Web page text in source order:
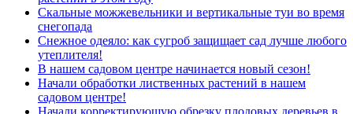
Скальные можжевельники и вертикальные туи во время
снегопада
Снежное одеяло: как сугроб защищает сад лучше любого
утеплителя!
В нашем садовом центре начинается новый сезон!
Начали обработки лиственных растений в нашем
садовом центре!
Начали корректирующую обрезку плодовых деревьев в